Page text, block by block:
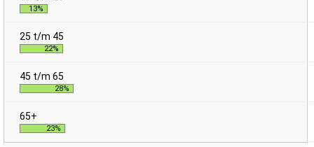
13%
22%
28%
23%